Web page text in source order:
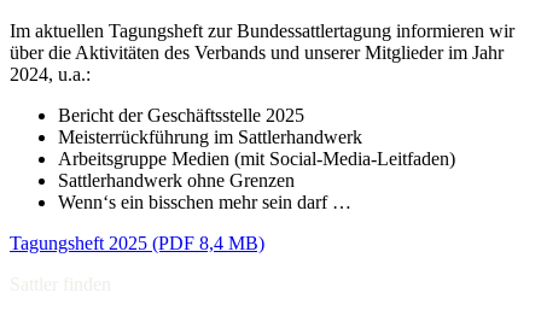
Im aktuellen Tagungsheft zur Bundessattlertagung informieren wir
über die Aktivitäten des Verbands und unserer Mitglieder im Jahr
2024, u.a.:
Bericht der Geschäftsstelle 2025
Meisterrückführung im Sattlerhandwerk
Arbeitsgruppe Medien (mit Social-Media-Leitfaden)
Sattlerhandwerk ohne Grenzen
Wenn‘s ein bisschen mehr sein darf …
Tagungsheft 2025 (PDF 8,4 MB)
Sattler finden